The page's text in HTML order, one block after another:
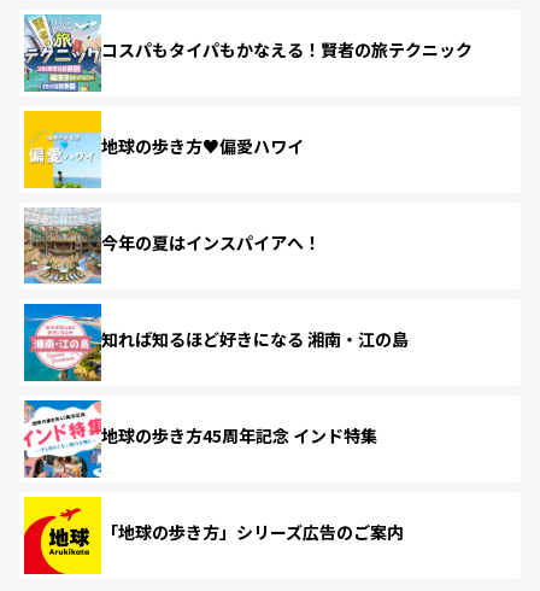
コスパもタイパもかなえる！賢者の旅テクニック
地球の歩き方♥偏愛ハワイ
今年の夏はインスパイアへ！
知れば知るほど好きになる 湘南・江の島
地球の歩き方45周年記念 インド特集
「地球の歩き方」シリーズ広告のご案内